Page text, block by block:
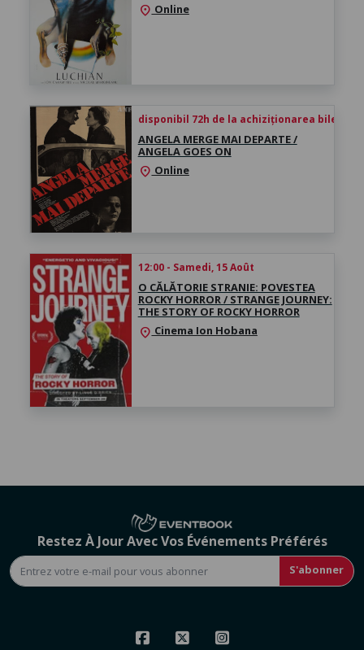
location_on Online
disponibil 72h de la achiziționarea biletului
ANGELA MERGE MAI DEPARTE /
ANGELA GOES ON
location_on Online
12:00 - Samedi, 15 Août
O CĂLĂTORIE STRANIE: POVESTEA
ROCKY HORROR / STRANGE JOURNEY:
THE STORY OF ROCKY HORROR
location_on Cinema Ion Hobana
Restez À Jour Avec Vos Événements Préférés
S'abonner